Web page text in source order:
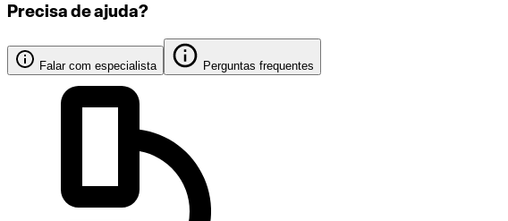
Precisa de ajuda?
Falar com especialista Perguntas frequentes